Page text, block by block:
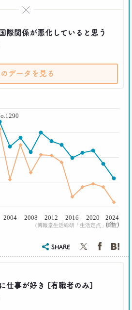
ートナーズ メディア環境研究所 主席研究員
際関係が悪化していると思う
のデータを見る
( 年 )
(博報堂生活総研「生活定点」調査)
2004 2008 2012 2016 2020 2024
SHARE
仕事が好き [有職者のみ]